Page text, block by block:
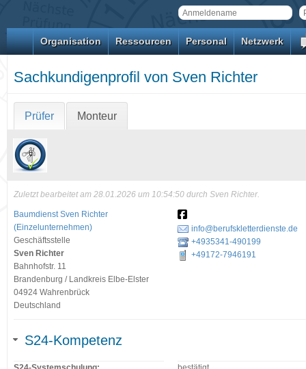
Organisation Ressourcen Personal Netzwerk
Sachkundigenprofil von Sven Richter
Prüfer Monteur
Zuletzt bearbeitet am 28.01.2026 um 10:54:50 durch Sven Richter.
Baumdienst Sven Richter
(Einzelunternehmen)
Geschäftsstelle
Sven Richter
Bahnhofstr. 11
Brandenburg / Landkreis Elbe-Elster
04924 Wahrenbrück
Deutschland
info@berufskletterdienste.de
+4935341-490199
+49172-7946191
S24-Kompetenz